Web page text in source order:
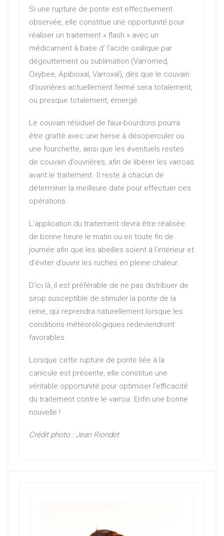
Si une rupture de ponte est effectivement
observée, elle constitue une opportunité pour
réaliser un traitement « flash » avec un
médicament à base d’ l’acide oxalique par
dégouttement ou sublimation (Varromed,
Oxybee, Apibioxal, Varroxal), dès que le couvain
d’ouvrières actuellement fermé sera totalement,
ou presque totalement, émergé.
Le couvain résiduel de faux-bourdons pourra
être gratté avec une herse à désoperculer ou
une fourchette, ainsi que les éventuels restes
de couvain d’ouvrières, afin de libérer les varroas
avant le traitement. Il reste à chacun de
déterminer la meilleure date pour effectuer ces
opérations.
L’application du traitement devra être réalisée
de bonne heure le matin ou en toute fin de
journée afin que les abeilles soient à l’intérieur et
d’éviter d’ouvrir les ruches en pleine chaleur.
D’ici là, il est préférable de ne pas distribuer de
sirop susceptible de stimuler la ponte de la
reine, qui reprendra naturellement lorsque les
conditions météorologiques redeviendront
favorables.
Lorsque cette rupture de ponte liée à la
canicule est présente, elle constitue une
véritable opportunité pour optimiser l’efficacité
du traitement contre le varroa. Enfin une bonne
nouvelle !
Crédit photo : Jean Riondet